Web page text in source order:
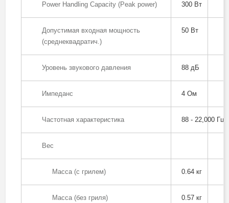
Power Handling Capacity (Peak power) 300 Вт
Допустимая входная мощность
(среднеквадратич.)
50 Вт
Уровень звукового давления 88 дБ
Импеданс 4 Ом
Частотная характеристика 88 - 22,000 Гц
Вес
Масса (с грилем) 0.64 кг
Масса (без гриля) 0.57 кг